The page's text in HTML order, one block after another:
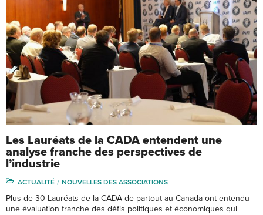
Les Lauréats de la CADA entendent une
analyse franche des perspectives de
l’industrie
ACTUALITÉ NOUVELLES DES ASSOCIATIONS
Plus de 30 Lauréats de la CADA de partout au Canada ont entendu
une évaluation franche des défis politiques et économiques qui